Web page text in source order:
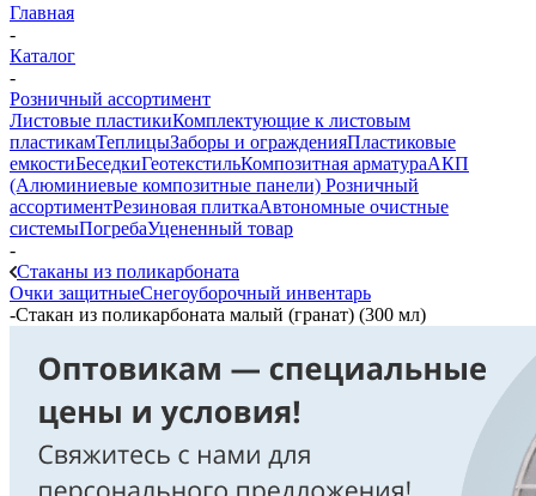
Главная
-
Каталог
-
Розничный ассортимент
Листовые пластикиКомплектующие к листовым
пластикамТеплицыЗаборы и огражденияПластиковые
емкостиБеседкиГеотекстильКомпозитная арматураАКП
(Алюминиевые композитные панели) Розничный
ассортиментРезиновая плиткаАвтономные очистные
системыПогребаУцененный товар
-
Стаканы из поликарбоната
Очки защитныеСнегоуборочный инвентарь
-Стакан из поликарбоната малый (гранат) (300 мл)